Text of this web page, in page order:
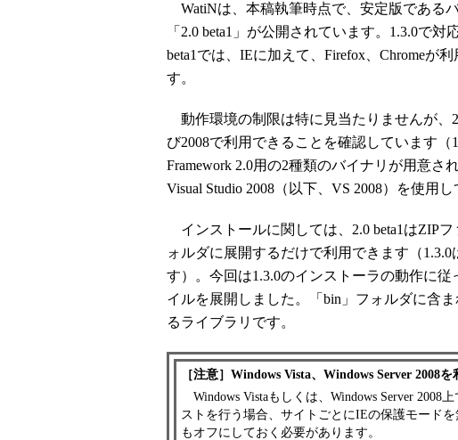
WatiNは、本稿執筆時点で、安定版である
「2.0 beta1」が公開されています。1.3.0で
beta1では、IEに加えて、Firefox、Chromeが
す。
動作環境の制限は特に見当たりませんが、
び2008で利用できることを確認しています（
Framework 2.0用の2種類のバイナリが用意さ
Visual Studio 2008（以下、VS 2008）を使用し
インストールに関しては、2.0 beta1はZIP
ォルダに展開するだけで利用できます（
す）。今回は1.3.0のインストーラの動作に従
イルを展開しました。「bin」フォルダに含
るライブラリです。
［注意］Windows Vista、Windows Server 2008
Windows Vistaもしくは、Windows Server 2008
ストを行う場合、サイトごとにIEの保護モード
もオフにしておく必要があります。